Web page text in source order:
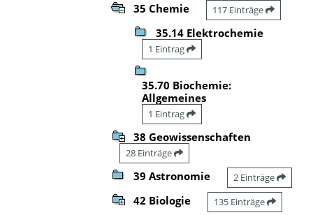
35 Chemie 117 Einträge
35.14 Elektrochemie
1 Eintrag
35.70 Biochemie:
Allgemeines
1 Eintrag
38 Geowissenschaften
28 Einträge
39 Astronomie 2 Einträge
42 Biologie 135 Einträge